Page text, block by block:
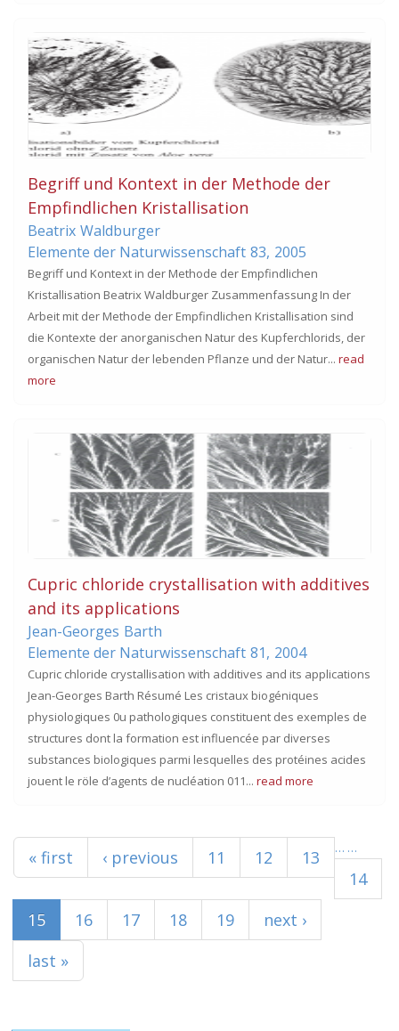
Begriff und Kontext in der Methode der
Empfindlichen Kristallisation
Beatrix Waldburger
Elemente der Naturwissenschaft 83, 2005
Begriff und Kontext in der Methode der Empfindlichen
Kristallisation Beatrix Waldburger Zusammenfassung In der
Arbeit mit der Methode der Empfindlichen Kristallisation sind
die Kontexte der anorganischen Natur des Kupferchlorids, der
organischen Natur der lebenden Pflanze und der Natur... read
more
Cupric chloride crystallisation with additives
and its applications
Jean-Georges Barth
Elemente der Naturwissenschaft 81, 2004
Cupric chloride crystallisation with additives and its applications
Jean-Georges Barth Résumé Les cristaux biogéniques
physiologiques 0u pathologiques constituent des exemples de
structures dont la formation est influencée par diverses
substances biologiques parmi lesquelles des protéines acides
jouent le röle d’agents de nucléation 011... read more
Pages
« first ‹ previous …
11 12
13
14
15
16 17 18 19
…
next ›
last »